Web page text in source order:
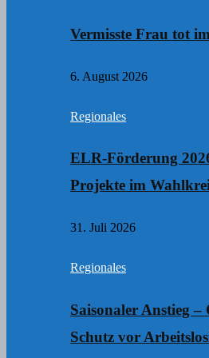
Vermisste Frau tot
6. August 2026
Regionales
ELR-Förderung
Projekte im
31. Juli 2026
Regionales
Saisonaler Anstieg
Schutz vor